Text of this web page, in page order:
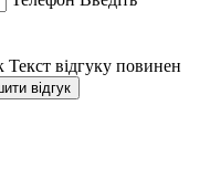
Текст відгуку повинен
відгук